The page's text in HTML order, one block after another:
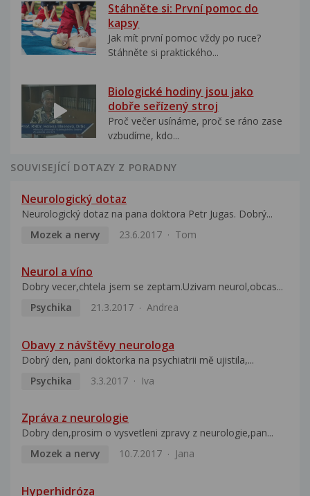
Stáhněte si: První pomoc do
kapsy
Jak mít první pomoc vždy po ruce?
Stáhněte si praktického...
Biologické hodiny jsou jako
dobře seřízený stroj
Proč večer usínáme, proč se ráno zase
vzbudíme, kdo...
SOUVISEJÍCÍ DOTAZY Z PORADNY
Neurologický dotaz
Neurologický dotaz na pana doktora Petr Jugas. Dobrý...
Mozek a nervy
23.6.2017 Tom
Neurol a víno
Dobry vecer,chtela jsem se zeptam.Uzivam neurol,obcas...
Psychika
21.3.2017 Andrea
Obavy z návštěvy neurologa
Dobrý den, pani doktorka na psychiatrii mě ujistila,...
Psychika
3.3.2017 Iva
Zpráva z neurologie
Dobry den,prosim o vysvetleni zpravy z neurologie,pan...
Mozek a nervy
10.7.2017 Jana
Hyperhidróza